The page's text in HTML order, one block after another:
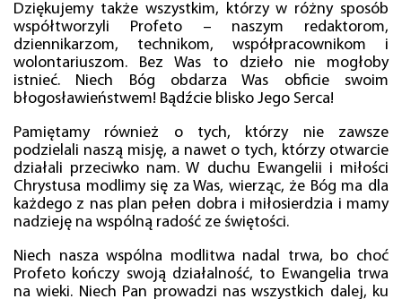
Dziękujemy także wszystkim, którzy w różny sposób
współtworzyli Profeto – naszym redaktorom,
dziennikarzom, technikom, współpracownikom i
wolontariuszom. Bez Was to dzieło nie mogłoby
istnieć. Niech Bóg obdarza Was obficie swoim
błogosławieństwem! Bądźcie blisko Jego Serca!
Pamiętamy również o tych, którzy nie zawsze
podzielali naszą misję, a nawet o tych, którzy otwarcie
działali przeciwko nam. W duchu Ewangelii i miłości
Chrystusa modlimy się za Was, wierząc, że Bóg ma dla
każdego z nas plan pełen dobra i miłosierdzia i mamy
nadzieję na wspólną radość ze świętości.
Niech nasza wspólna modlitwa nadal trwa, bo choć
Profeto kończy swoją działalność, to Ewangelia trwa
na wieki. Niech Pan prowadzi nas wszystkich dalej, ku